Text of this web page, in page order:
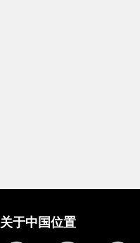
关于中国位置